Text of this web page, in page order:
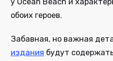
у Ocean Beach и
обоих героев.
Забавная, но важная
издания будут